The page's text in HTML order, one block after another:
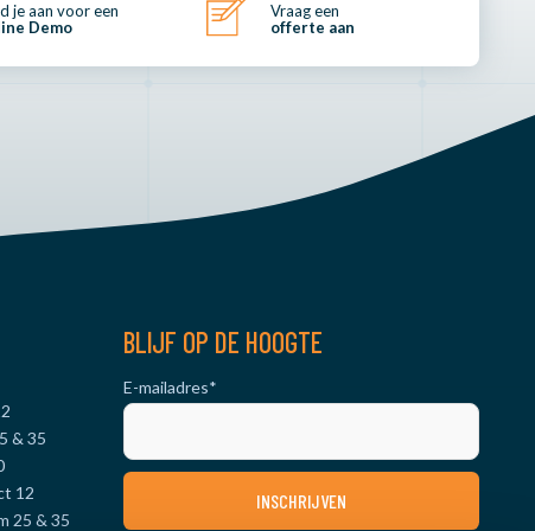
je aan voor een
Demo
Vraag een
offerte aan
& 35
12
25 & 35
BLIJF OP DE HOOGTE
E-mailadres*